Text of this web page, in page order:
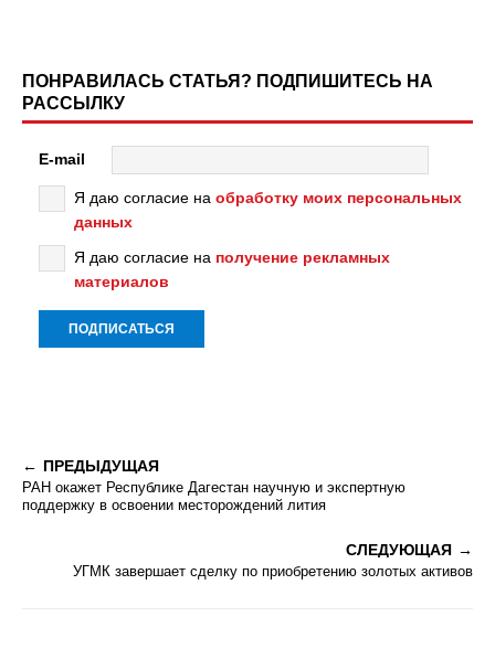
ПОНРАВИЛАСЬ СТАТЬЯ? ПОДПИШИТЕСЬ НА
РАССЫЛКУ
E-mail
Я даю согласие на обработку моих персональных
данных
Я даю согласие на получение рекламных
материалов
ПРЕДЫДУЩАЯ
РАН окажет Республике Дагестан научную и экспертную
поддержку в освоении месторождений лития
СЛЕДУЮЩАЯ
УГМК завершает сделку по приобретению золотых активов